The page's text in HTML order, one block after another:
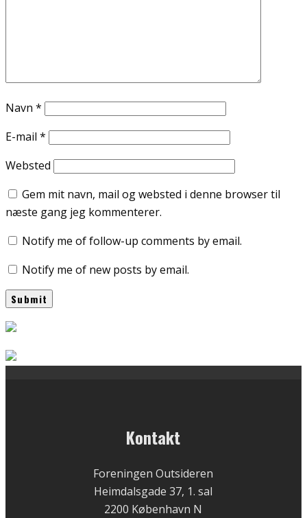
Navn *
E-mail *
Websted
Gem mit navn, mail og websted i denne browser til
næste gang jeg kommenterer.
Notify me of follow-up comments by email.
Notify me of new posts by email.
Kontakt
Foreningen Outsideren
Heimdalsgade 37, 1. sal
2200 København N